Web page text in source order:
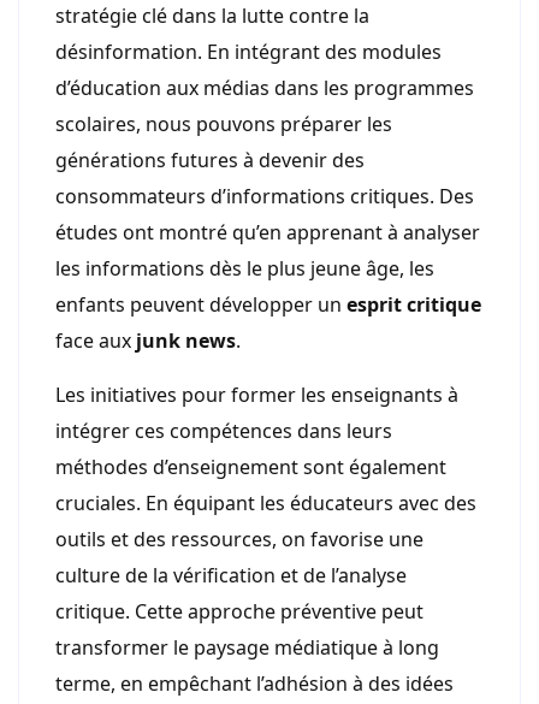
stratégie clé dans la lutte contre la
désinformation. En intégrant des modules
d’éducation aux médias dans les programmes
scolaires, nous pouvons préparer les
générations futures à devenir des
consommateurs d’informations critiques. Des
études ont montré qu’en apprenant à analyser
les informations dès le plus jeune âge, les
enfants peuvent développer un esprit critique
face aux junk news.
Les initiatives pour former les enseignants à
intégrer ces compétences dans leurs
méthodes d’enseignement sont également
cruciales. En équipant les éducateurs avec des
outils et des ressources, on favorise une
culture de la vérification et de l’analyse
critique. Cette approche préventive peut
transformer le paysage médiatique à long
terme, en empêchant l’adhésion à des idées